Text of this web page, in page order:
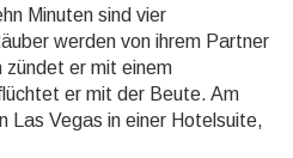
Minuten sind vier
werden von ihrem Partner
zündet er mit einem
er mit der Beute. Am
Las Vegas in einer Hotelsuite,